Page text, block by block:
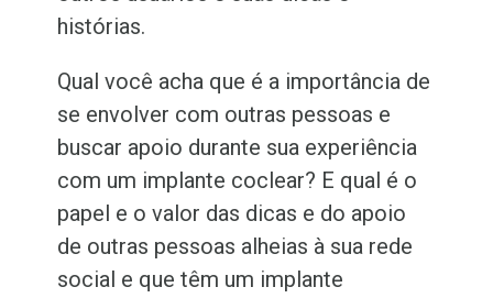
histórias.
Qual você acha que é a importância de
se envolver com outras pessoas e
buscar apoio durante sua experiência
com um implante coclear? E qual é o
papel e o valor das dicas e do apoio
de outras pessoas alheias à sua rede
social e que têm um implante